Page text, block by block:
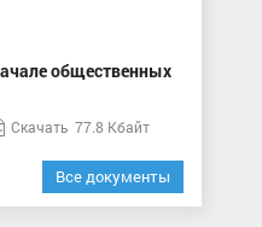
общественных
Скачать 77.8 Кбайт
Все документы